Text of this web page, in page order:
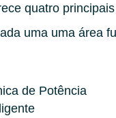
quatro
uma uma área
de Potência